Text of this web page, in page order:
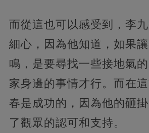
而從這也可以感受到，李
細心，因為他知道，如果
鳴，是要尋找一些接地氣
家身邊的事情才行。而在
春是成功的，因為他的砸
了觀眾的認可和支持。